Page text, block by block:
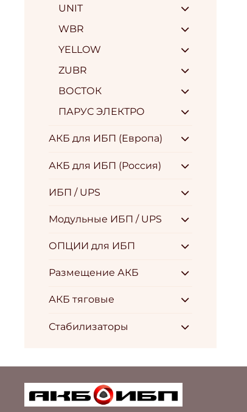
UNIT
WBR
YELLOW
ZUBR
ВОСТОК
ПАРУС ЭЛЕКТРО
АКБ для ИБП (Европа)
АКБ для ИБП (Россия)
ИБП / UPS
Модульные ИБП / UPS
ОПЦИИ для ИБП
Размещение АКБ
АКБ тяговые
Стабилизаторы